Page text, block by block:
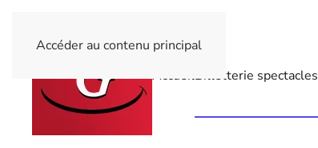
Accéder au contenu principal
AccueilBilletterie spectacles